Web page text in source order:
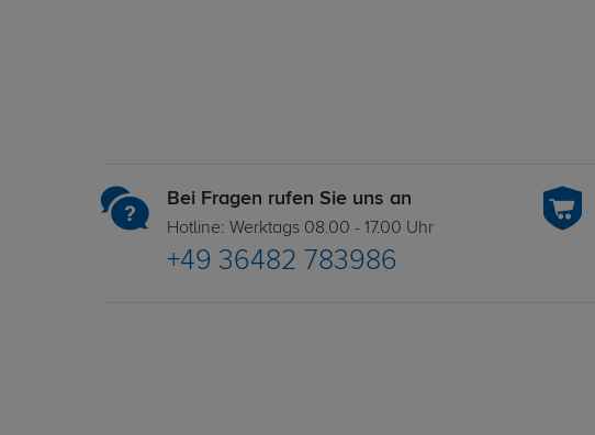
Bei Fragen rufen Sie uns an
Hotline: Werktags 08.00 - 17.00 Uhr
+49 36482 783986